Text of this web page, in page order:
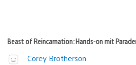
Beast of Reincarnation: Hands-on mit
Corey Brotherson